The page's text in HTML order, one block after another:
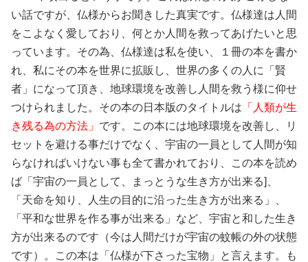
い話ですが、仏様からお聞きした真実です。仏様達は人間
をこよなく愛しており、何とか人間を救ってあげたいと思
っています。その為、仏様達は私を使い、１冊の本を書か
れ、私にその本を世界に拡販し、世界の多くの人に「賢
者」になって頂き、地球環境を改善し人間を救う様に仰せ
つけられました。その本の日本版のタイトルは 「人類が生
き残る為の方法」 です。この本には地球環境を改善し、リ
セットを避ける事だけでなく、宇宙の一員として人間が知
らなければいけない事も全て書かれており、この本を読め
ば「宇宙の一員として、まっとうな生き方が出来る]、
「天命を知り、人生の目的に沿った生き方が出来る」、
「平和な世界を作る事が出来る」など、宇宙と和した生き
方が出来るのです（今は人間だけが宇宙の蚊帳の外の状態
です）。この本は「仏様が下さった宝物」と言えます。も